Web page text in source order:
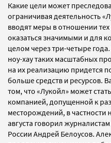
Какие цели может
ограничивая деятельность
вводят меры в отношении
оказаться значимыми и для
целом через три-четыре
ноу-хау таких масштабных
на их реализацию придется
больше средств и ресурсов.
том, что «Лукойл» может
компанией, допущенной к
месторождений, в частности
августа говорил
России Андрей Белоусов.